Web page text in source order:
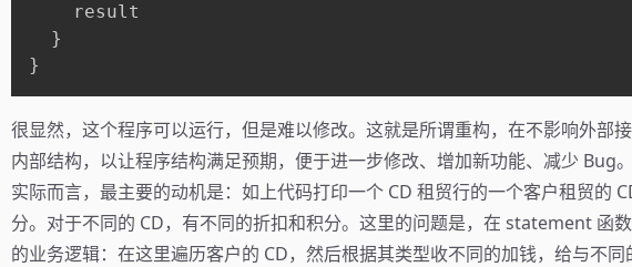
    result
}
}
很显然，这个程序可以运行，但是难以修改。这就是所谓重构，在不影响外部
内部结构，以让程序结构满足预期，便于进一步修改、增加新功能、减少 Bug
实际而言，最主要的动机是：如上代码打印一个 CD 租贸行的一个客户租贸的
分。对于不同的 CD，有不同的折扣和积分。这里的问题是，在 statement 函
的业务逻辑：在这里遍历客户的 CD，然后根据其类型收不同的加钱，给与不同